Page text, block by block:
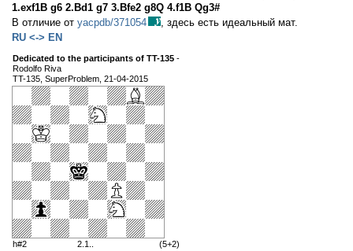
1.exf1B g6 2.Bd1 g7 3.Bfe2 g8Q 4.f1B Qg3#
В отличие от yacpdb/371054
, здесь есть идеальный мат.
RU <-> EN
Dedicated to the participants of TT-135 -
Rodolfo Riva
TT-135, SuperProblem, 21-04-2015
h#2 2.1.. (5+2)